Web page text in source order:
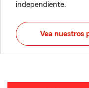
independiente.
Vea nuestros